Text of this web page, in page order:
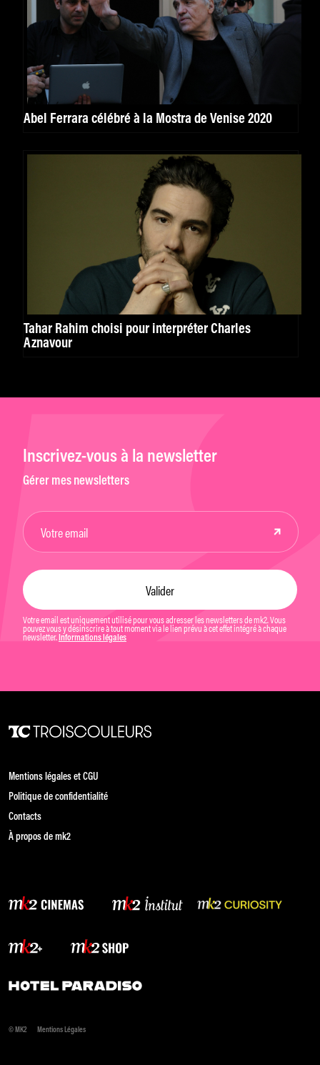
Abel Ferrara célébré à la Mostra de Venise 2020
Tahar Rahim choisi pour interpréter Charles
Aznavour
Inscrivez-vous à la newsletter
Gérer mes newsletters
Votre email est uniquement utilisé pour vous adresser les newsletters de mk2. Vous
pouvez vous y désinscrire à tout moment via le lien prévu à cet effet intégré à chaque
newsletter. Informations légales
Mentions légales et CGU
Politique de confidentialité
Contacts
À propos de mk2
© MK2 Mentions Légales